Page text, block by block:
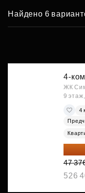
Найдено 6
4-
ЖК
9
4
40
47
526